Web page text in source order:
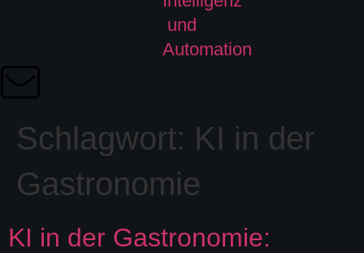
Schlagwort: KI in der
Gastronomie
KI in der Gastronomie: